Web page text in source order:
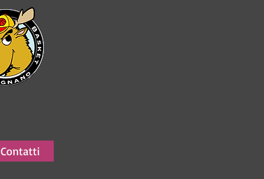
Contatti